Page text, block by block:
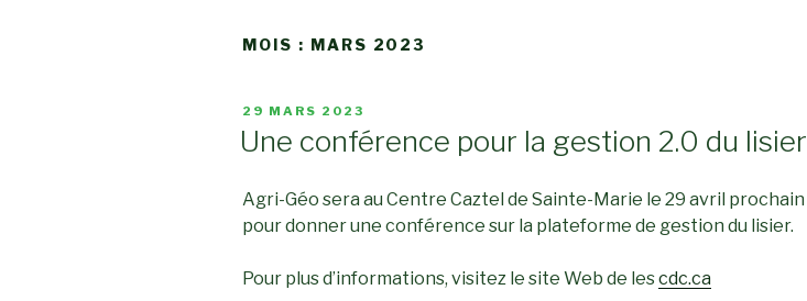
MOIS : MARS 2023
PUBLIÉ
29 MARS 2023
Une conférence pour la gestion 2.0 du lisier
Agri-Géo sera au Centre Caztel de Sainte-Marie le 29 avril prochain
pour donner une conférence sur la plateforme de gestion du lisier.
Pour plus d’informations, visitez le site Web de lescdc.ca